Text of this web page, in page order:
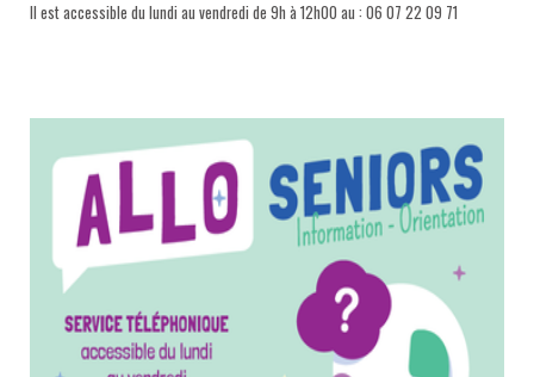
Il est accessible du lundi au vendredi de 9h à 12h00 au : 06 07 22 09 71